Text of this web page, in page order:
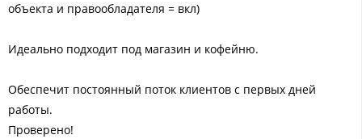
объекта и правообладателя = вкл)
Идеально подходит под магазин и кофейню.
Обеспечит постоянный поток клиентов с первых дней
работы.
Проверено!